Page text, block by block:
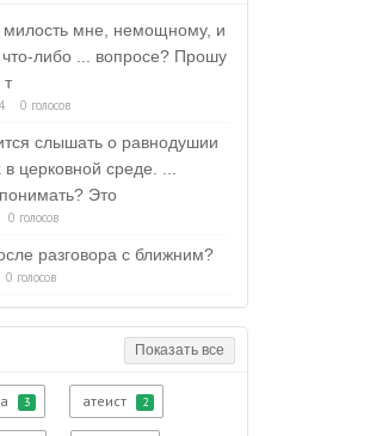
милость мне, немощному, и
что-либо ... вопросе? Прошу
0 голосов
слышать о равнодушии
церковной среде. ...
Это
0 голосов
разговора с ближним?
0 голосов
Показать все
3 атеист 2